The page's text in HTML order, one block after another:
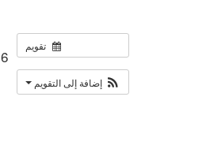
تقويم
إضافة إلى التقويم
6 يونيو 2025، 6 يونيو 2025